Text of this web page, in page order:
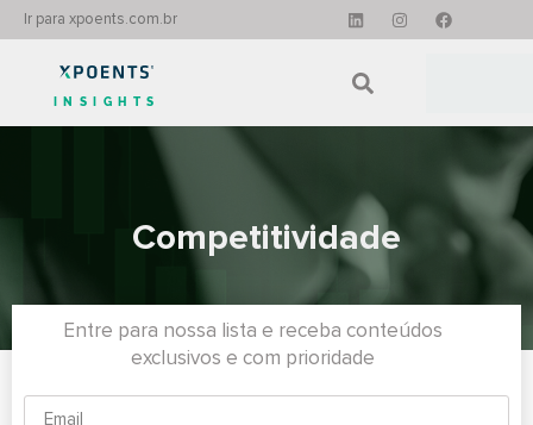
Ir para xpoents.com.br
INSIGHTS
Competitividade
Entre para nossa lista e receba conteúdos
exclusivos e com prioridade